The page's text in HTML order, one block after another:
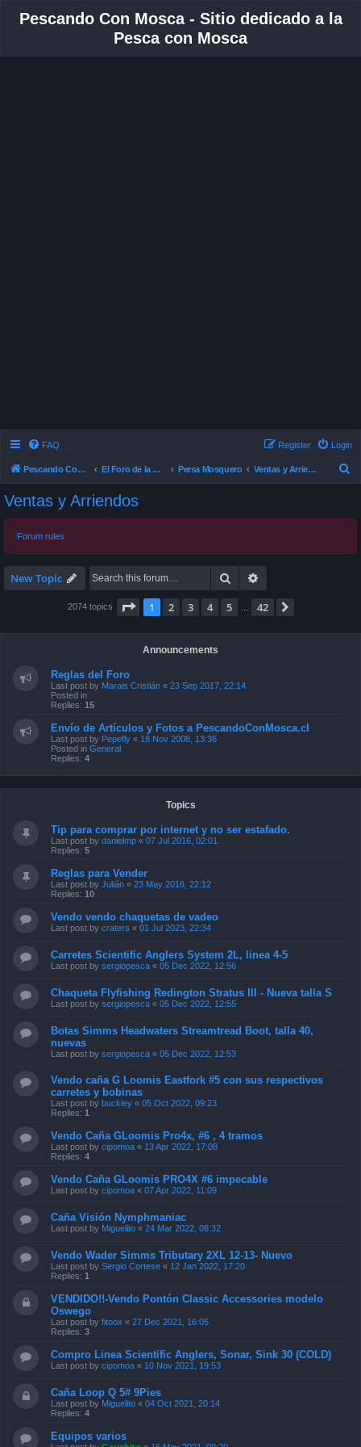
Pescando Con Mosca - Sitio dedicado a la
Pesca con Mosca
FAQ Login
Register
Pescando Con Mosca El Foro de la Pesca con Mosca en Chile Persa Mosquero Ventas y Arriendos
Ventas y Arriendos
Forum rules
New Topic Search
2074 topics Page 1of 42
1 2 3 4 5 42
Announcements
Reglas del Foro
Last post by Marais Cristián « 23 Sep 2017, 22:14
Posted in
Replies: 15
Envío de Artículos y Fotos a PescandoConMosca.cl
Last post by Pepefly « 18 Nov 2008, 13:36
Posted in General
Replies: 4
Topics
Tip para comprar por internet y no ser estafado.
Last post by danielmp « 07 Jul 2016, 02:01
Replies: 5
Reglas para Vender
Last post by Julián « 23 May 2016, 22:12
Replies: 10
Vendo vendo chaquetas de vadeo
Last post by craters « 01 Jul 2023, 22:34
Carretes Scientific Anglers System 2L, linea 4-5
Last post by sergiopesca « 05 Dec 2022, 12:56
Chaqueta Flyfishing Redington Stratus III - Nueva talla S
Last post by sergiopesca « 05 Dec 2022, 12:55
Botas Simms Headwaters Streamtread Boot, talla 40,
nuevas
Last post by sergiopesca « 05 Dec 2022, 12:53
Vendo caña G Loomis Eastfork #5 con sus respectivos
carretes y bobinas
Last post by buckley « 05 Oct 2022, 09:23
Replies: 1
Vendo Caña GLoomis Pro4x, #6 , 4 tramos
Last post by cipomoa « 13 Apr 2022, 17:08
Replies: 4
Vendo Caña GLoomis PRO4X #6 impecable
Last post by cipomoa « 07 Apr 2022, 11:09
Caña Visión Nymphmaniac
Last post by Miguelito « 24 Mar 2022, 08:32
Vendo Wader Simms Tributary 2XL 12-13- Nuevo
Last post by Sergio Cortese « 12 Jan 2022, 17:20
Replies: 1
VENDIDO!!-Vendo Pontón Classic Accessories modelo
Oswego
Last post by fitoox « 27 Dec 2021, 16:05
Replies: 3
Compro Linea Scientific Anglers, Sonar, Sink 30 (COLD)
Last post by cipomoa « 10 Nov 2021, 19:53
Caña Loop Q 5# 9Pies
Last post by Miguelito « 04 Oct 2021, 20:14
Replies: 4
Equipos varios